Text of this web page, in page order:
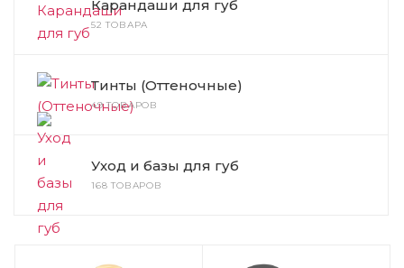
Карандаши для губ
52 ТОВАРА
Тинты (Оттеночные)
49 ТОВАРОВ
Уход и базы для губ
168 ТОВАРОВ